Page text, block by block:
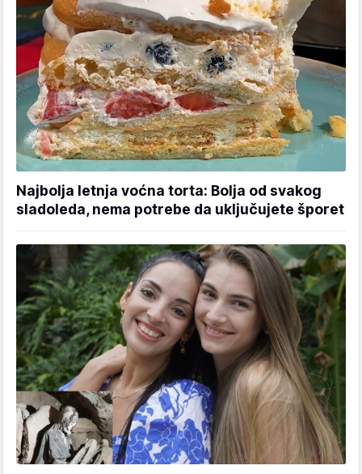
Najbolja letnja voćna torta: Bolja od svakog
sladoleda, nema potrebe da uključujete šporet